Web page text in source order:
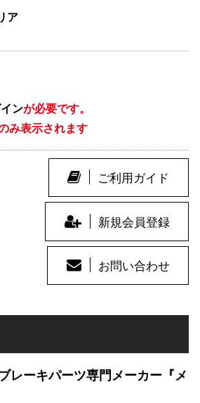
ア
ンが必要です。
み表示されます
ご利用ガイド
新規会員登録
お問い合わせ
レーキパーツ専門メーカー『メ